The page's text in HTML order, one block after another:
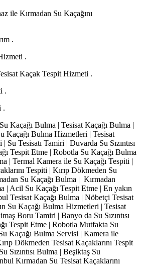
ile Kırmadan Su Kaçağını
.
.
Kaçak Tespit Hizmeti .
.
.
Kaçağı Bulma | Tesisat Kaçağı Bulma |
Kaçağı Bulma Hizmetleri | Tesisat
Tesisatı Tamiri | Duvarda Su Sızıntısı
Tespit Etme | Robotla Su Kaçağı Bulma
| Termal Kamera ile Su Kaçağı Tespiti |
Tespiti | Kırıp Dökmeden Su
Su Kaçağı Bulma | Kırmadan
| Acil Su Kaçağı Tespit Etme | En yakın
Tesisat Kaçağı Bulma | Nöbetçi Tesisat
Su Kaçağı Bulma Hizmetleri | Tesisat
Boru Tamiri | Banyo da Su Sızıntısı
Tespit Etme | Robotla Mutfakta Su
Kaçağı Bulma Servisi | Kamera ile
Dökmeden Tesisat Kaçaklarını Tespit
Sızıntısı Bulma | Beşiktaş Su
Kırmadan Su Tesisat Kaçaklarını